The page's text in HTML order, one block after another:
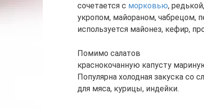
сочетается с морковью,
укропом, майораном, чабрецом,
используется майонез, кефир,
Помимо салатов
краснокочанную капусту
Популярна холодная закуска со
для мяса, курицы, индейки.